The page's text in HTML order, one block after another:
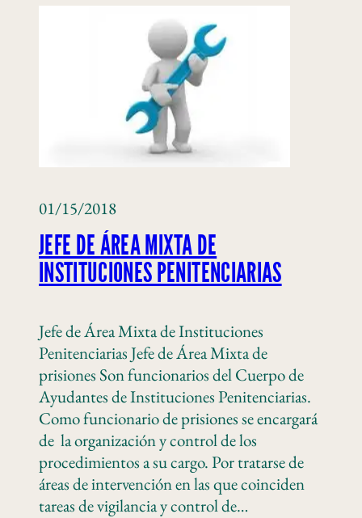
01/15/2018
JEFE DE ÁREA MIXTA DE
INSTITUCIONES PENITENCIARIAS
Jefe de Área Mixta de Instituciones
Penitenciarias Jefe de Área Mixta de
prisiones Son funcionarios del Cuerpo de
Ayudantes de Instituciones Penitenciarias.
Como funcionario de prisiones se encargará
de la organización y control de los
procedimientos a su cargo. Por tratarse de
áreas de intervención en las que coinciden
tareas de vigilancia y control de…